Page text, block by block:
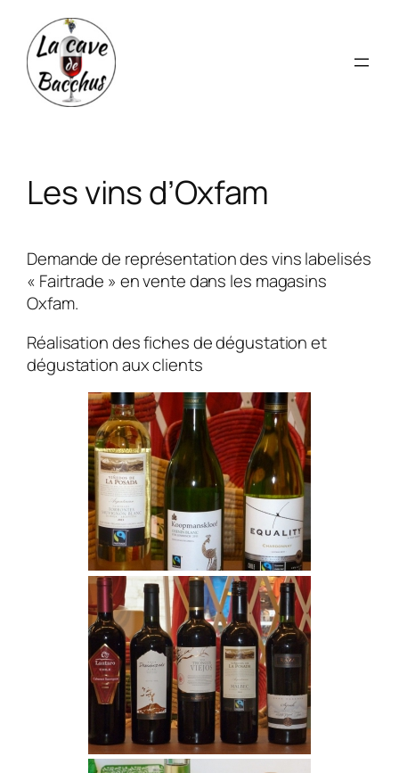
contenu
Les vins d’Oxfam
Demande de représentation des vins labelisés
« Fairtrade » en vente dans les magasins
Oxfam.
Réalisation des fiches de dégustation et
dégustation aux clients